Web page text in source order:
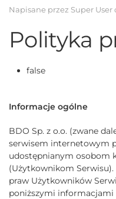
Napisane przez Super User
Polityka
false
Informacje ogólne
BDO Sp. z o.o. (zwane
serwisem internetowym
udostępnianym osobom
(Użytkownikom Serwisu).
praw Użytkowników
poniższymi informacjami